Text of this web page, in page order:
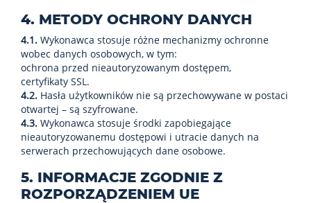
4. METODY OCHRONY DANYCH
4.1. Wykonawca stosuje różne mechanizmy ochronne
wobec danych osobowych, w tym:
ochrona przed nieautoryzowanym dostępem,
certyfikaty SSL.
4.2. Hasła użytkowników nie są przechowywane w postaci
otwartej – są szyfrowane.
4.3. Wykonawca stosuje środki zapobiegające
nieautoryzowanemu dostępowi i utracie danych na
serwerach przechowujących dane osobowe.
5. INFORMACJE ZGODNIE Z
ROZPORZĄDZENIEM UE